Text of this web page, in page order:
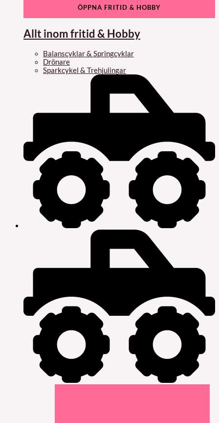
ÖPPNA FRITID & HOBBY
Allt inom fritid & Hobby
Balanscyklar & Springcyklar
Drönare
Sparkcykel & Trehjulingar